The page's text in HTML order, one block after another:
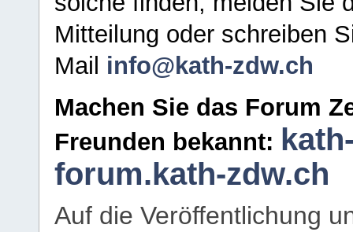
Mitteilung oder schreiben
Mail info@kath-zdw.ch
Machen Sie das Forum
Freunden bekannt:
forum.kath-zdw.ch
Auf die Veröffentlichung